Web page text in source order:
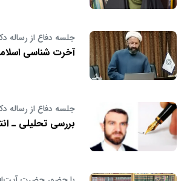
جلسه دفاع از رساله
آخرت شناسی
جلسه دفاع از رساله
بررسی تحلیلی ـ